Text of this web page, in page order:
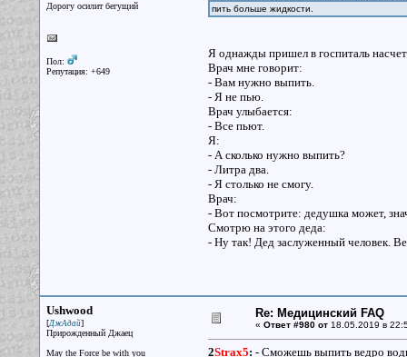
Дорогу осилит бегущий
Пол:
Репутация: +649
пить больше жидкости.
Я однажды пришел в госпиталь
Врач мне говорит:
- Вам нужно выпить.
- Я не пью.
Врач улыбается:
- Все пьют.
Я:
- А сколько нужно выпить?
- Литра два.
- Я столько не смогу.
Врач:
- Вот посмотрите: дедушка может,
Смотрю на этого деда:
- Ну так! Дед заслуженный человек.
Ushwood
[ДжАдай]
Прирожденный Джаец
May the Force be with you
Re: Медицинский FAQ
« Ответ #980 от18.05.2019 в
2Strax5: - Сможешь выпить ведро